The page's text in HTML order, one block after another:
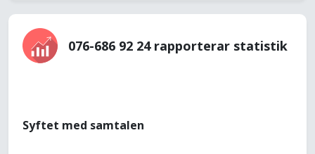
076-686 92 24 rapporterar statistik
Syftet med samtalen